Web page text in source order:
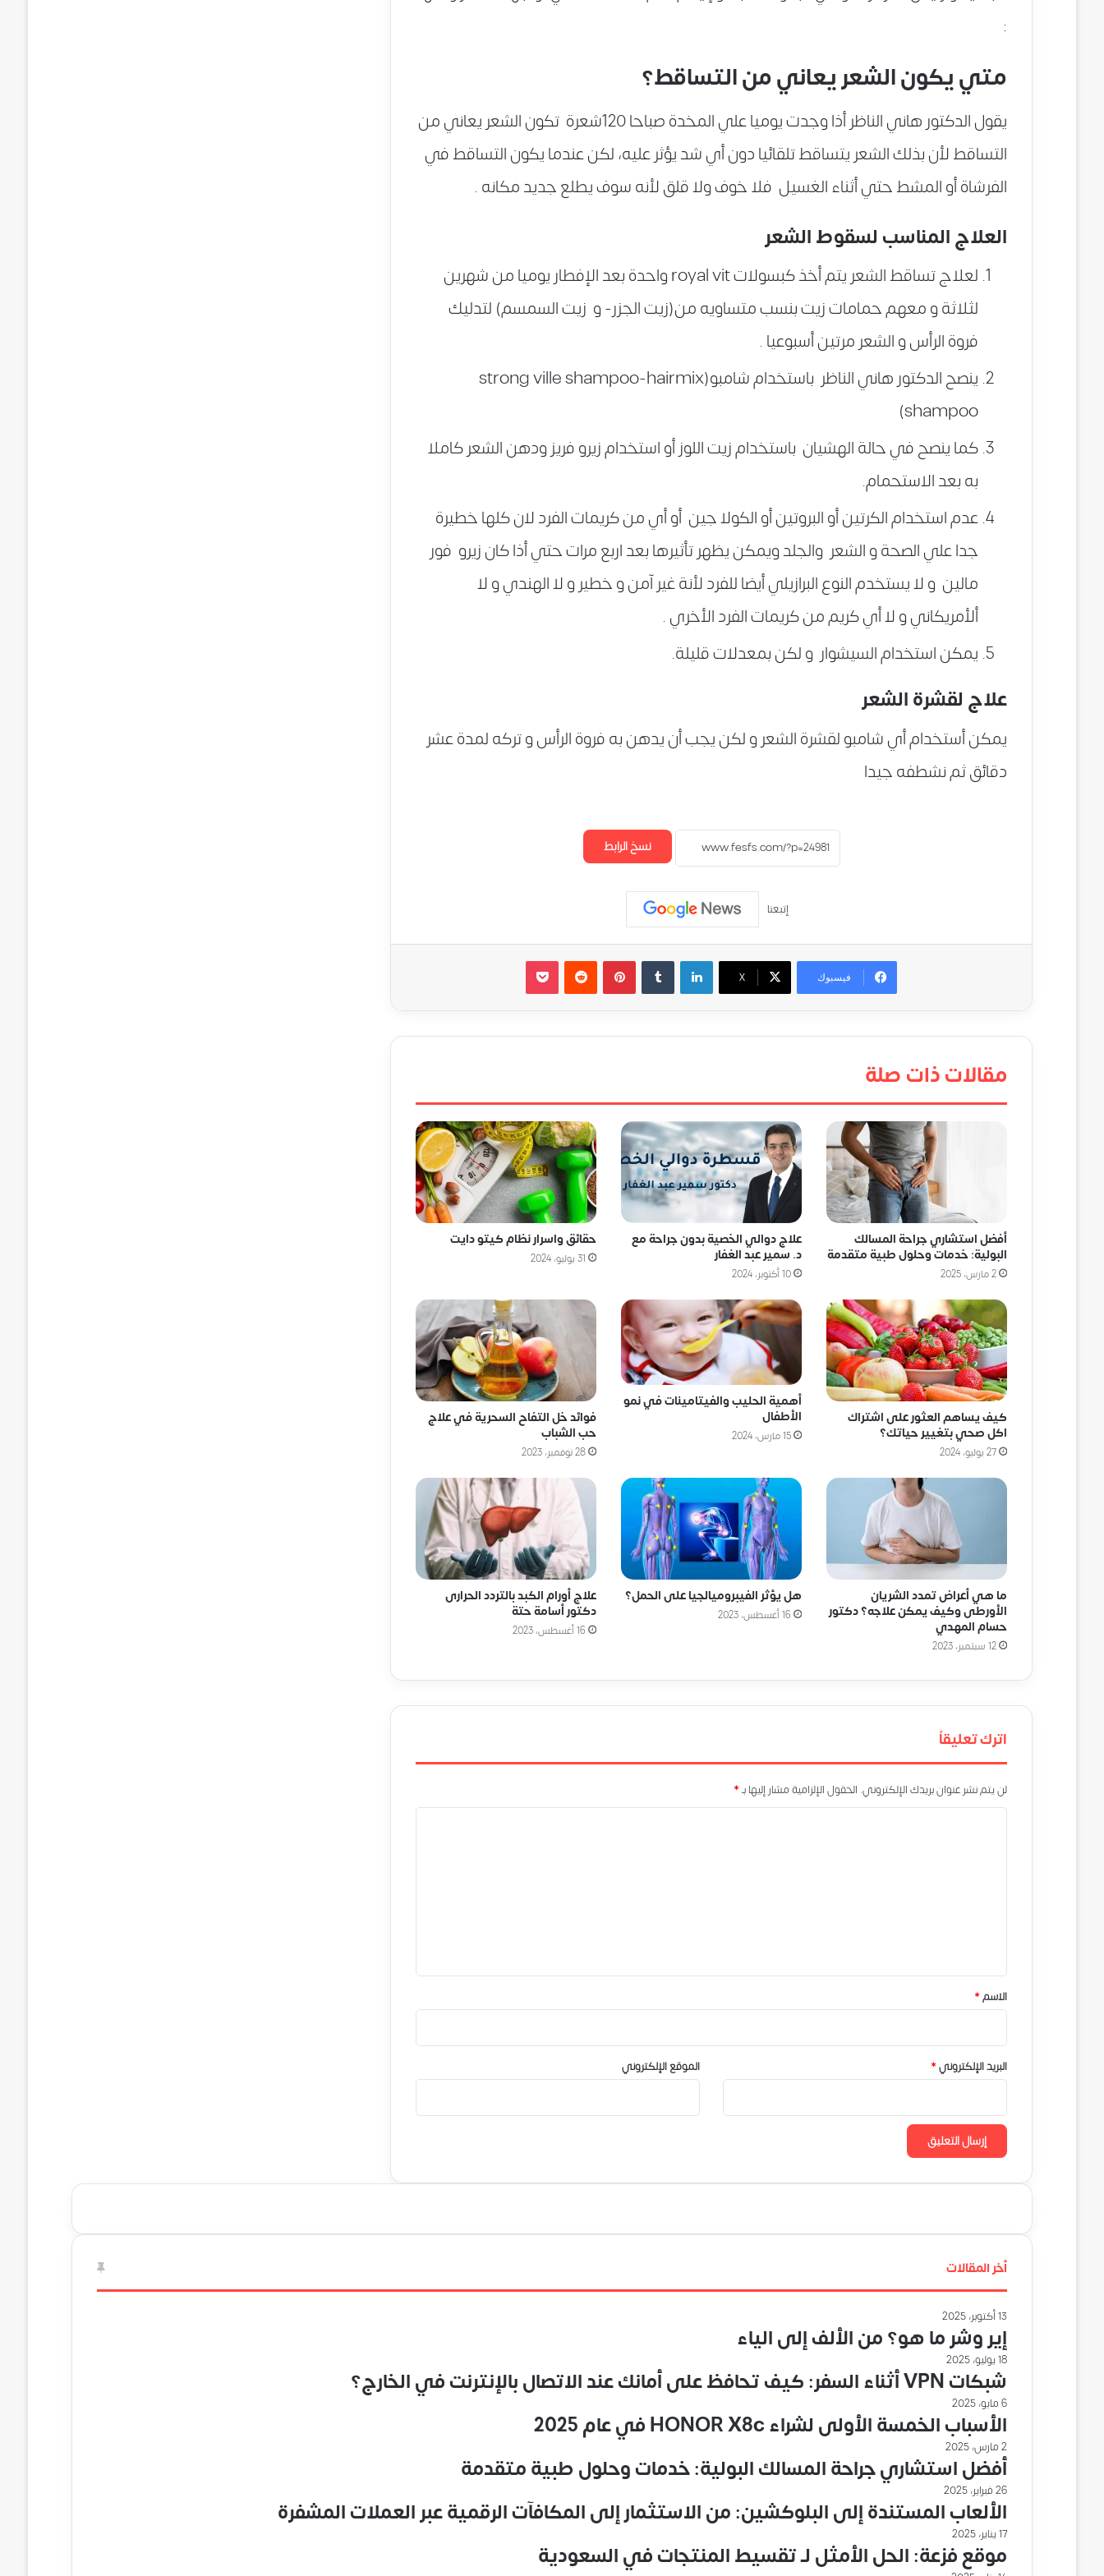
:
متي يكون الشعر يعاني من التساقط؟
يقول الدكتور هاني الناظر أذا وجدت يوميا علي المخدة صباحا 120شعرة تكون الشعر يعاني من
التساقط لأن بذلك الشعر يتساقط تلقائيا دون أي شد يؤثر عليه، لكن عندما يكون التساقط في
الفرشاة أو المشط حتي أثناء الغسيل فلا خوف ولا قلق لأنه سوف يطلع جديد مكانه .
العلاج المناسب لسقوط الشعر
لعلاج تساقط الشعر يتم أخذ كبسولات royal vit واحدة بعد الإفطار يوميا من شهرين
لثلاثة و معهم حمامات زيت بنسب متساويه من(زيت الجزر- و زيت السمسم) لتدليك
فروة الرأس و الشعر مرتين أسبوعيا .
ينصح الدكتور هاني الناظر باستخدام شامبو(strong ville shampoo-hairmix
shampoo)
كما ينصح في حالة الهشيان باستخدام زيت اللوز أو استخدام زيرو فريز ودهن الشعر كاملا
به بعد الاستحمام.
عدم استخدام الكرتين أو البروتين أو الكولا جين أو أي من كريمات الفرد لان كلها خطيرة
جدا علي الصحة و الشعر والجلد ويمكن يظهر تأثيرها بعد اربع مرات حتي أذا كان زيرو فور
مالين و لا يستخدم النوع البرازيلي أيضا للفرد لأنة غير آمن و خطير و لا الهندي و لا
ألأمريكاني و لا أي كريم من كريمات الفرد الأخري .
يمكن استخدام السيشوار و لكن بمعدلات قليلة.
علاج لقشرة الشعر
يمكن أستخدام أي شامبو لقشرة الشعر و لكن يجب أن يدهن به فروة الرأس و تركه لمدة عشر
دقائق ثم نشطفه جيدا
نسخ الرابط
إتبعنا
فيسبوك ‫X
لينكدإن ‏Tumblr بينتيريست ‏Reddit
‫Pocket
مقالات ذات صلة
أفضل استشاري جراحة المسالك
البولية: خدمات وحلول طبية متقدمة
2 مارس، 2025
علاج دوالي الخصية بدون جراحة مع
د. سمير عبد الغفار
10 أكتوبر، 2024
حقائق واسرار نظام كيتو دايت
31 يوليو، 2024
كيف يساهم العثور على اشتراك
اكل صحي بتغيير حياتك؟
27 يوليو، 2024
أهمية الحليب والفيتامينات في نمو
الأطفال
15 مارس، 2024
فوائد خل التفاح السحرية في علاج
حب الشباب
28 نوفمبر، 2023
ما هي أعراض تمدد الشريان
الأورطى وكيف يمكن علاجه؟ دكتور
حسام المهدي
12 سبتمبر، 2023
هل يؤثر الفيبروميالجيا على الحمل؟
16 أغسطس، 2023
علاج أورام الكبد بالتردد الحرارى
دكتور أسامة حتة
16 أغسطس، 2023
اترك تعليقاً
لن يتم نشر عنوان بريدك الإلكتروني. الحقول الإلزامية مشار إليها بـ*
*
الاسم*
البريد الإلكتروني* الموقع الإلكتروني
أخر المقالات
13 أكتوبر، 2025
إير وشر ما هو؟ من الألف إلى الياء
18 يوليو، 2025
شبكات VPN أثناء السفر: كيف تحافظ على أمانك عند الاتصال بالإنترنت في الخارج؟
6 مايو، 2025
الأسباب الخمسة الأولى لشراء HONOR X8c في عام 2025
2 مارس، 2025
أفضل استشاري جراحة المسالك البولية: خدمات وحلول طبية متقدمة
26 فبراير، 2025
الألعاب المستندة إلى البلوكشين: من الاستثمار إلى المكافآت الرقمية عبر العملات المشفرة
17 يناير، 2025
موقع فزعة: الحل الأمثل لـ تقسيط المنتجات في السعودية